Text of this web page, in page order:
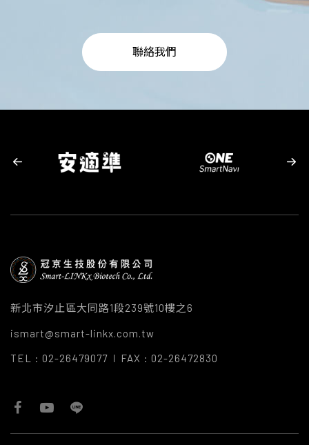
聯絡我們
新北市汐止區大同路1段239號10樓之6
ismart@smart-linkx.com.tw
TEL : 02-26479077
FAX : 02-26472830